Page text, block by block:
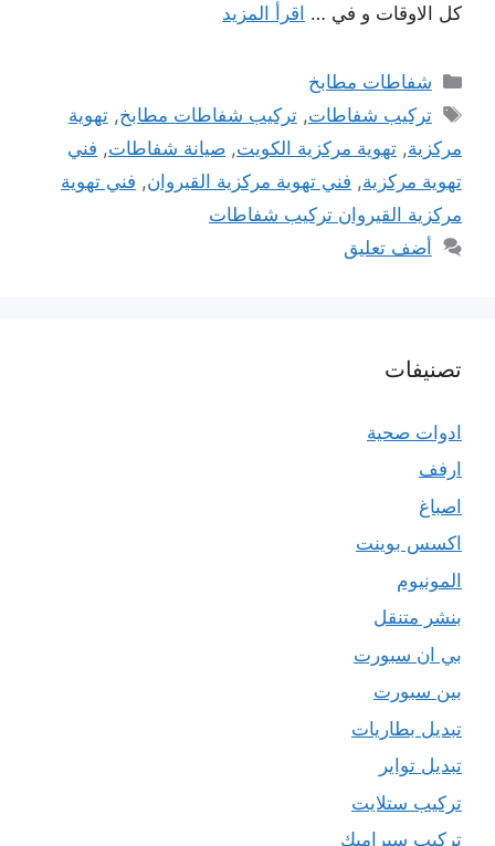
كل الاوقات و في … اقرأ المزيد
التصنيفات
شفاطات مطابخ
الوسوم
تركيب شفاطات,تركيب شفاطات مطابخ,تهوية
مركزية, تهوية مركزية الكويت, صيانة شفاطات, فني
تهوية مركزية, فني تهوية مركزية القيروان, فني تهوية
مركزية القيروان تركيب شفاطات
أضف تعليق
تصنيفات
ادوات صحية
ارفف
اصباغ
اكسس بوينت
المونيوم
بنشر متنقل
بي ان سبورت
بين سبورت
تبديل بطاريات
تبديل تواير
تركيب ستلايت
تركيب سيراميك